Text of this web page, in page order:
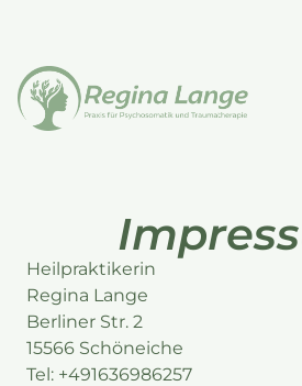
Heilpraktikerin
Regina Lange
Berliner Str. 2
15566 Schöneiche
Tel: +491636986257